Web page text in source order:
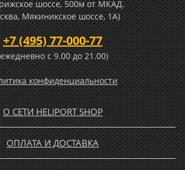
шоссе, 500м от МКАД.
Мякиникское шоссе, 1А)
+7 (495) 77-000-77
c 9.00 до 21.00)
конфиденциальности
О СЕТИ HELIPORT SHOP
ОПЛАТА И ДОСТАВКА